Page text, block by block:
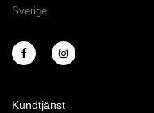
Sverige
Kundtjänst